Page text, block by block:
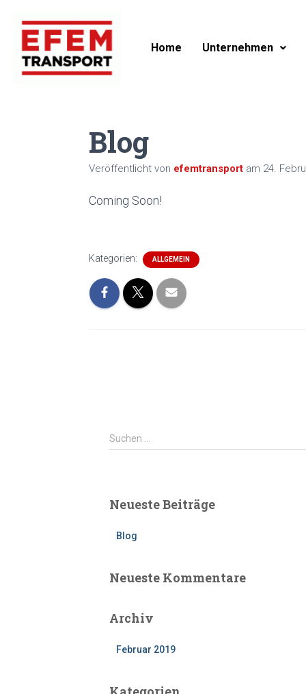
Home Unternehmen
Blog
Veröffentlicht von efemtransport am 24.
Coming Soon!
Kategorien: ALLGEMEIN
Suchen …
Neueste Beiträge
Blog
Neueste Kommentare
Archiv
Februar 2019